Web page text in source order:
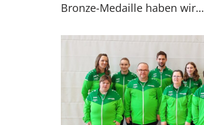
Bronze-Medaille haben wir…